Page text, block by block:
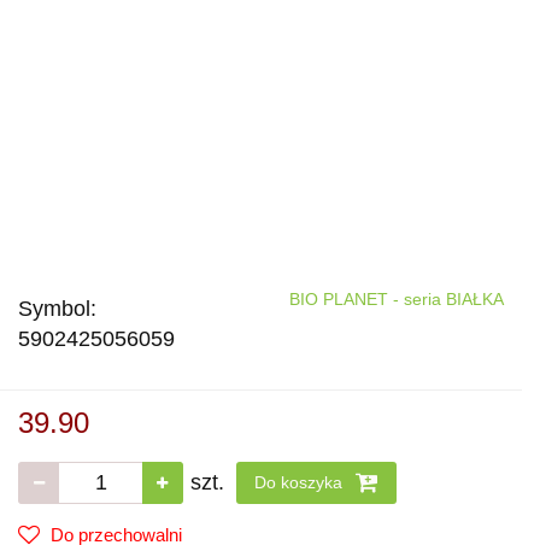
Symbol:
5902425056059
BIO PLANET - seria BIAŁKA
39.90
szt. Do koszyka
Do przechowalni